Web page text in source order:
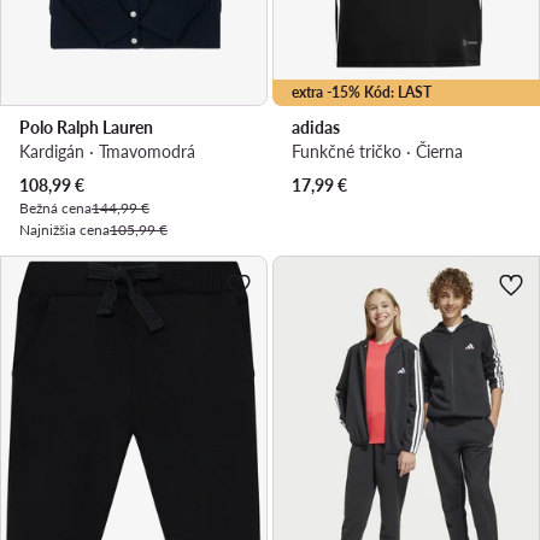
Polo Ralph Lauren
Kardigán · Tmavomodrá
Aktuálna cena
108,99€
Bežná cena144,99 €
Najnižšia cena105,99 €
extra -15% Kód: LAST
adidas
Funkčné tričko · Čierna
17,99€